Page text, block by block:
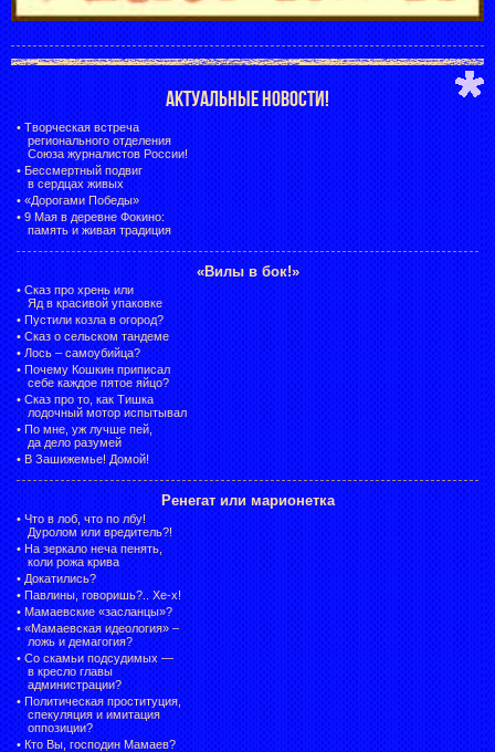
АКТУАЛЬНЫЕ НОВОСТИ!
• Творческая встреча
регионального отделения
Союза журналистов России!
• Бессмертный подвиг
в сердцах живых
• «Дорогами Победы»
• 9 Мая в деревне Фокино:
память и живая традиция
«Вилы в бок!»
• Сказ про хрень или
Яд в красивой упаковке
• Пустили козла в огород?
• Сказ о сельском тандеме
• Лось – самоубийца?
• Почему Кошкин приписал
себе каждое пятое яйцо?
• Сказ про то, как Тишка
лодочный мотор испытывал
• По мне, уж лучше пей,
да дело разумей
• В Зашижемье! Домой!
Ренегат или марионетка
• Что в лоб, что по лбу!
Дуролом или вредитель?!
• На зеркало неча пенять,
коли рожа крива
• Докатились?
• Павлины, говоришь?.. Хе-х!
• Мамаевские «засланцы»?
• «Мамаевская идеология» –
ложь и демагогия?
• Со скамьи подсудимых —
в кресло главы
администрации?
• Политическая проституция,
спекуляция и имитация
оппозиции?
• Кто Вы, господин Мамаев?